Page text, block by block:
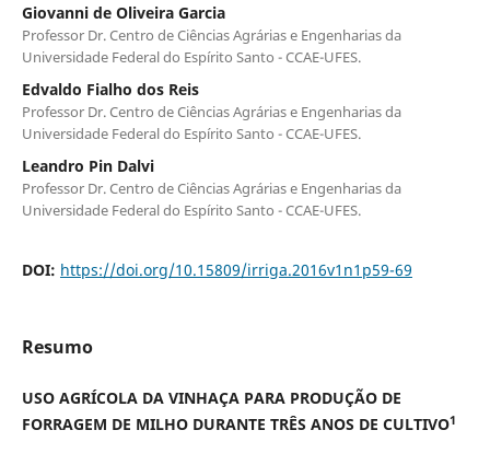
Giovanni de Oliveira Garcia
Professor Dr. Centro de Ciências Agrárias e Engenharias da
Universidade Federal do Espírito Santo - CCAE-UFES.
Edvaldo Fialho dos Reis
Professor Dr. Centro de Ciências Agrárias e Engenharias da
Universidade Federal do Espírito Santo - CCAE-UFES.
Leandro Pin Dalvi
Professor Dr. Centro de Ciências Agrárias e Engenharias da
Universidade Federal do Espírito Santo - CCAE-UFES.
DOI: https://doi.org/10.15809/irriga.2016v1n1p59-69
Resumo
USO AGRÍCOLA DA VINHAÇA PARA PRODUÇÃO DE
FORRAGEM DE MILHO DURANTE TRÊS ANOS DE CULTIVO1